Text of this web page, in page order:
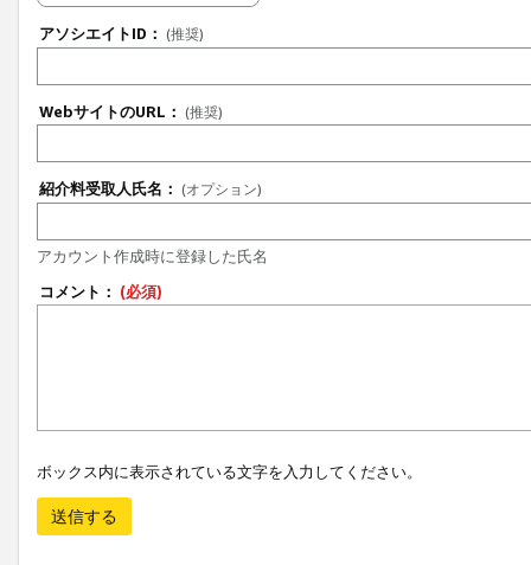
アソシエイトID： (推奨)
WebサイトのURL： (推奨)
紹介料受取人氏名： (オプション)
アカウント作成時に登録した氏名
コメント： (必須)
ボックス内に表示されている文字を入力してください。
送信する